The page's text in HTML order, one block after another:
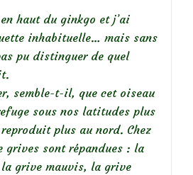
haut du ginkgo et j’ai
inhabituelle… mais sans
pu distinguer de quel
semble-t-il, que cet oiseau
sous nos latitudes plus
plus au nord. Chez
grives sont répandues : la
grive mauvis, la grive